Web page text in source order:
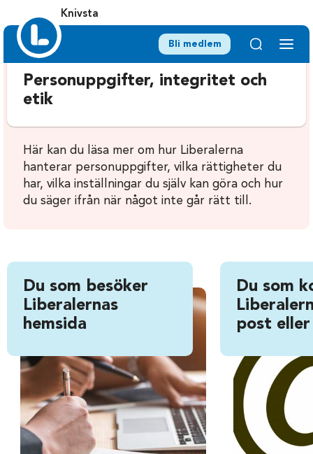
Knivsta
Bli medlem
Personuppgifter, integritet och
etik
Här kan du läsa mer om hur Liberalerna
hanterar personuppgifter, vilka rättigheter du
har, vilka inställningar du själv kan göra och hur
du säger ifrån när något inte går rätt till.
Du som besöker
Liberalernas
hemsida
Du som
post